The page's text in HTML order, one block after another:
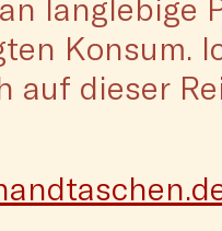
Konsum.
auf dieser